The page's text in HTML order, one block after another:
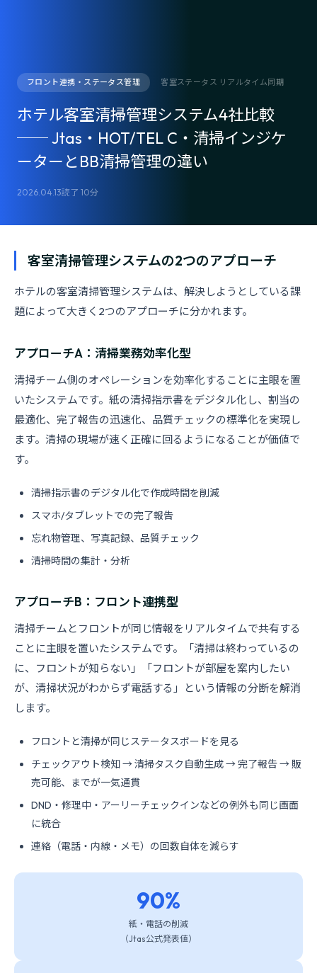
フロント連携・ステータス管理 客室ステータス リアルタイム同期
ホテル客室清掃管理システム4社比較
── Jtas・HOT/TEL C・清掃インジケ
ーターとBB清掃管理の違い
2026.04.13読了 10分
客室清掃管理システムの2つのアプローチ
ホテルの客室清掃管理システムは、解決しようとしている課
題によって大きく2つのアプローチに分かれます。
アプローチA：清掃業務効率化型
清掃チーム側のオペレーションを効率化することに主眼を置
いたシステムです。紙の清掃指示書をデジタル化し、割当の
最適化、完了報告の迅速化、品質チェックの標準化を実現し
ます。清掃の現場が速く正確に回るようになることが価値で
す。
清掃指示書のデジタル化で作成時間を削減
スマホ/タブレットでの完了報告
忘れ物管理、写真記録、品質チェック
清掃時間の集計・分析
アプローチB：フロント連携型
清掃チームとフロントが同じ情報をリアルタイムで共有する
ことに主眼を置いたシステムです。「清掃は終わっているの
に、フロントが知らない」「フロントが部屋を案内したい
が、清掃状況がわからず電話する」という情報の分断を解消
します。
フロントと清掃が同じステータスボードを見る
チェックアウト検知 → 清掃タスク自動生成 → 完了報告 → 販
売可能、までが一気通貫
DND・修理中・アーリーチェックインなどの例外も同じ画面
に統合
連絡（電話・内線・メモ）の回数自体を減らす
90%
紙・電話の削減
（Jtas公式発表値）